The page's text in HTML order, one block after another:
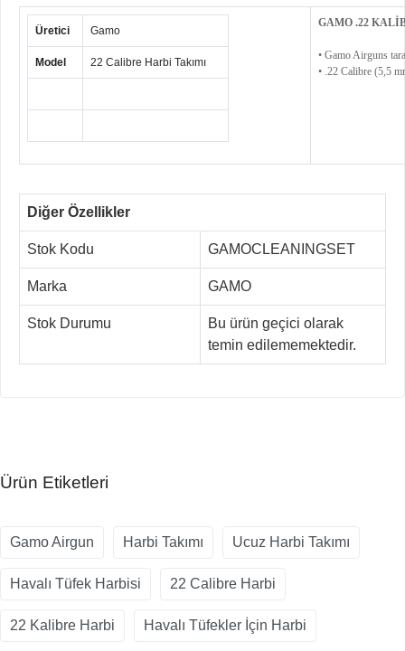
Üretici Gamo
Model 22 Calibre Harbi Takımı
GAMO .22
• Gamo Airguns
• .22 Calibre (5,5
Diğer Özellikler
Stok Kodu GAMOCLEANINGSET
Marka GAMO
Stok Durumu
Bu ürün geçici olarak
temin edilememektedir.
Ürün Etiketleri
Gamo Airgun Harbi Takımı Ucuz Harbi Takımı
Havalı Tüfek Harbisi 22 Calibre Harbi
22 Kalibre Harbi Havalı Tüfekler İçin Harbi